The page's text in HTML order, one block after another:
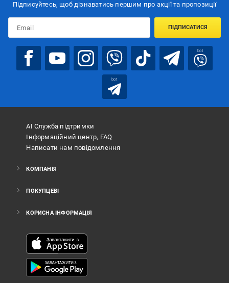
Підписуйтесь, щоб дізнаватись першим про акції та пропозиції
ПІДПИСАТИСЯ
bot
bot
АІ Служба підтримки
Інформаційний центр, FAQ
Написати нам повідомлення
КОМПАНІЯ
ПОКУПЦЕВІ
КОРИСНА ІНФОРМАЦІЯ